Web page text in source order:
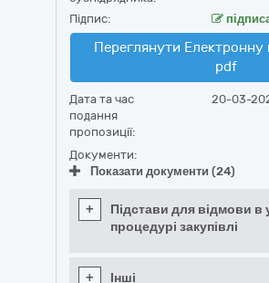
Підпис:
Переглянути Електронну
pdf
Дата та час
подання
пропозиції:
20-03-
Документи:
Показати документи (24)
+
Підстави для відмови в
процедурі закупівлі
+ Інші